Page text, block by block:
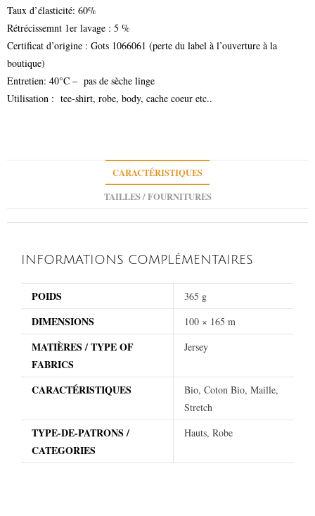
Taux d’élasticité: 60%
Rétrécissemnt 1er lavage : 5 %
Certificat d’origine : Gots 1066061 (perte du label à l’ouverture à la
boutique)
Entretien: 40°C – pas de sèche linge
Utilisation : tee-shirt, robe, body, cache coeur etc..
CARACTÉRISTIQUES
TAILLES / FOURNITURES
INFORMATIONS COMPLÉMENTAIRES
POIDS 365 g
DIMENSIONS 100 × 165 m
MATIÈRES / TYPE OF
FABRICS
Jersey
CARACTÉRISTIQUES
Bio, Coton Bio, Maille,
Stretch
TYPE-DE-PATRONS /
CATEGORIES
Hauts, Robe